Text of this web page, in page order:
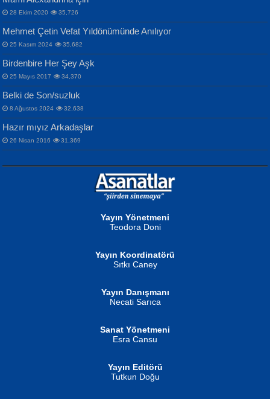
MAHMUT GÜRBÜZ
İbrahim Olmak ve Bitirebilmek...
NURAN KÖSE BAYDAR
Songül Özel
Mahzen...
Ben Deniz Değilim ki...
NAZIM HİKMET RAN
Bir Cezaevinde, Tecritteki Adamın
Mektupları...
28 Ekim 2020 35,726
Mehmet Çetin Vefat Yıldönümünde Anılıyor
25 Kasım 2024 35,682
Birdenbire Her Şey Aşk
25 Mayıs 2017 34,370
Belki de Son/suzluk
8 Ağustos 2024 32,638
Hazır mıyız Arkadaşlar
26 Nisan 2016 31,369
Yayın Yönetmeni
Teodora Doni
Yayın Koordinatörü
Sıtkı Caney
Yayın Danışmanı
Necati Sarıca
Sanat Yönetmeni
Esra Cansu
Yayın Editörü
Tutkun Doğu